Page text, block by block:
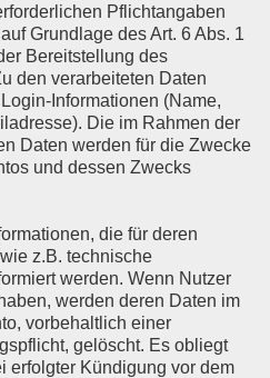
Pflichtangaben
Grundlage des Art. 6 Abs. 1
Bereitstellung des
den verarbeiteten Daten
Informationen (Name,
Die im Rahmen der
Daten werden für die Zwecke
und dessen Zwecks
die für deren
z.B. technische
werden. Wenn Nutzer
werden deren Daten im
vorbehaltlich einer
gelöscht. Es obliegt
erfolgter Kündigung vor dem